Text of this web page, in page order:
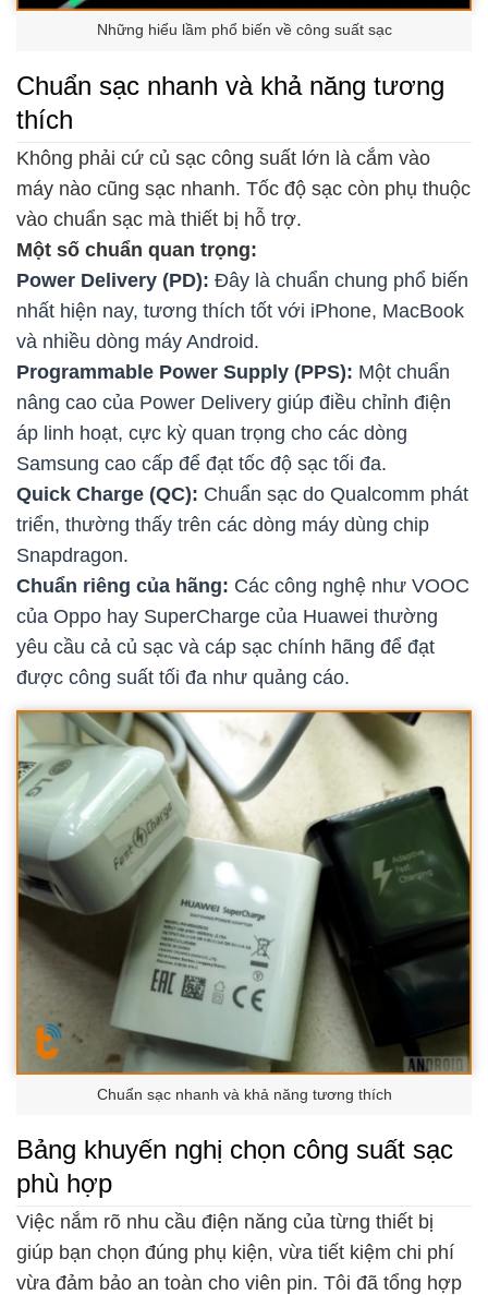
Những hiểu lầm phổ biến về công suất sạc
Chuẩn sạc nhanh và khả năng tương
thích
Không phải cứ củ sạc công suất lớn là cắm vào
máy nào cũng sạc nhanh. Tốc độ sạc còn phụ thuộc
vào chuẩn sạc mà thiết bị hỗ trợ.
Một số chuẩn quan trọng:
Power Delivery (PD): Đây là chuẩn chung phổ biến
nhất hiện nay, tương thích tốt với iPhone, MacBook
và nhiều dòng máy Android.
Programmable Power Supply (PPS): Một chuẩn
nâng cao của Power Delivery giúp điều chỉnh điện
áp linh hoạt, cực kỳ quan trọng cho các dòng
Samsung cao cấp để đạt tốc độ sạc tối đa.
Quick Charge (QC): Chuẩn sạc do Qualcomm phát
triển, thường thấy trên các dòng máy dùng chip
Snapdragon.
Chuẩn riêng của hãng: Các công nghệ như VOOC
của Oppo hay SuperCharge của Huawei thường
yêu cầu cả củ sạc và cáp sạc chính hãng để đạt
được công suất tối đa như quảng cáo.
Chuẩn sạc nhanh và khả năng tương thích
Bảng khuyến nghị chọn công suất sạc
phù hợp
Việc nắm rõ nhu cầu điện năng của từng thiết bị
giúp bạn chọn đúng phụ kiện, vừa tiết kiệm chi phí
vừa đảm bảo an toàn cho viên pin. Tôi đã tổng hợp